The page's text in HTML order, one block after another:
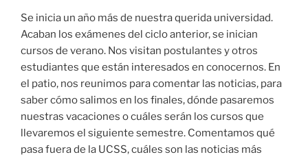
Se inicia un año más de nuestra querida universidad.
Acaban los exámenes del ciclo anterior, se inician
cursos de verano. Nos visitan postulantes y otros
estudiantes que están interesados en conocernos. En
el patio, nos reunimos para comentar las noticias, para
saber cómo salimos en los finales, dónde pasaremos
nuestras vacaciones o cuáles serán los cursos que
llevaremos el siguiente semestre. Comentamos qué
pasa fuera de la UCSS, cuáles son las noticias más